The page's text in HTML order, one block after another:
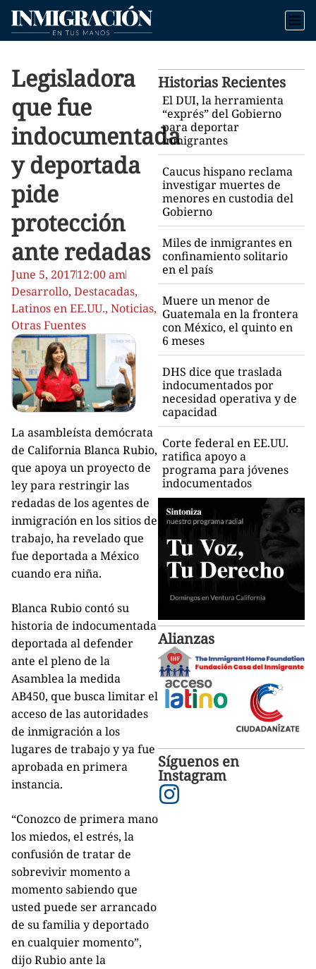
Legisladora
que fue
indocumentada
y deportada
pide
protección
ante redadas
June 5, 201712:00 am
Desarrollo, Destacadas,
Latinos en EE.UU., Noticias,
Otras Fuentes
La asambleísta demócrata
de California Blanca Rubio,
que apoya un proyecto de
ley para restringir las
redadas de los agentes de
inmigración en los sitios de
trabajo, ha revelado que
fue deportada a México
cuando era niña.
Blanca Rubio contó su
historia de indocumentada
deportada al defender
ante el pleno de la
Asamblea la medida
AB450, que busca limitar el
acceso de las autoridades
de inmigración a los
lugares de trabajo y ya fue
aprobada en primera
instancia.
“Conozco de primera mano
los miedos, el estrés, la
confusión de tratar de
sobrevivir momento a
momento sabiendo que
usted puede ser arrancado
de su familia y deportado
en cualquier momento”,
dijo Rubio ante la
Historias Recientes
El DUI, la herramienta
“exprés” del Gobierno
para deportar
inmigrantes
Caucus hispano reclama
investigar muertes de
menores en custodia del
Gobierno
Miles de inmigrantes en
confinamiento solitario
en el país
Muere un menor de
Guatemala en la frontera
con México, el quinto en
6 meses
DHS dice que traslada
indocumentados por
necesidad operativa y de
capacidad
Corte federal en EE.UU.
ratifica apoyo a
programa para jóvenes
indocumentados
Alianzas
Síguenos en
Instagram